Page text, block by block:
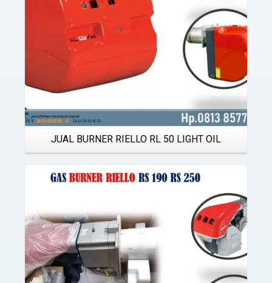
JUAL BURNER RIELLO RL 50 LIGHT OIL
Details